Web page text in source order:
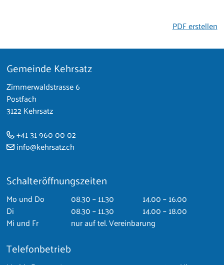
PDF erstellen
Footer
Gemeinde Kehrsatz
Zimmerwaldstrasse 6
Postfach
3122 Kehrsatz
+41 31 960 00 02
info@kehrsatz.ch
Schalteröffnungszeiten
Mo und Do 08.30 – 11.30
14.00 – 16.00
Di
08.30 – 11.30
14.00 – 18.00
Mi und Fr nur auf tel. Vereinbarung
Telefonbetrieb